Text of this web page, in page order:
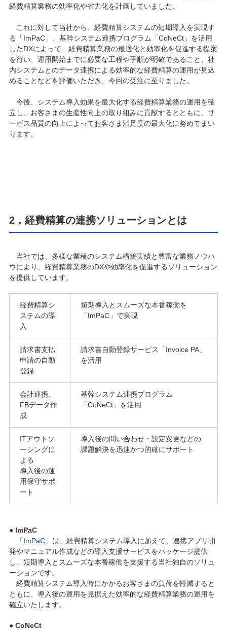
経費精算業務の効率化や省力化を計画していました。
これに対して当社から、経費精算システムの短期導入を実現す
る「ImPaC」、基幹システム連携プログラム「CoNeCt」を活用
したDXによって、経費精算業務の最適化と効率化を促進する提案
を行い、運用開始までに必要な工程や手順が明確であること、社
内システムとのデータ連携による効率的な経費精算の運用が見込
めることなどを評価いただき、今回の受注に至りました。
今後、システム導入効果を最大化する経費精算業務の運用を確
立し、お客さまの生産性向上の取り組みに貢献するとともに、サ
ービス品質の向上によってお客さま満足度の最大化に努めてまい
ります。
2．経費精算の連携ソリューションとは
当社では、多様な業種のシステム構築実績と豊富な業務ノウハ
ウにより、経費精算業務のDXや効率化を促進するソリューション
を提供しています。
経費精算シ
ステムの導
入
短期導入とスムーズな本番稼働を
「ImPaC」で実現
請求書支払
申請の自動
登録
請求書自動登録サービス「Invoice PA」
を活用
会計連携、
FBデータ作
成
基幹システム連携プログラム
「CoNeCt」を活用
ITアウトソ
ーシングに
よる
導入後の運
用保守サポ
ート
導入後の問い合わせ・設定変更などの
課題解決を迅速かつ的確にサポート
● ImPaC
「ImPaC 」は、経費精算システム導入に加えて、連携アプリ開
発やマニュアル作成などの導入支援サービスをパッケージ提供
し、短期導入とスムーズな本番稼働を支援する当社独自のソリュ
ーションです。
経費精算システム導入時にかかるお客さまの負荷を軽減すると
ともに、導入後の運用を見据えた効率的な経費精算業務の運用を
確立いたします。
● CoNeCt